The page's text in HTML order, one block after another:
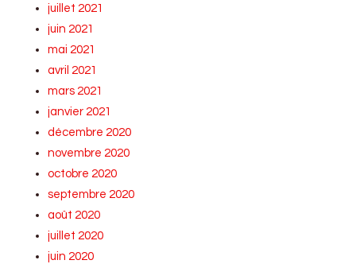
juillet 2021
juin 2021
mai 2021
avril 2021
mars 2021
janvier 2021
décembre 2020
novembre 2020
octobre 2020
septembre 2020
août 2020
juillet 2020
juin 2020